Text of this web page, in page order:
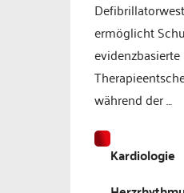
ermöglicht
evidenzbasierte
während der …
Kardiologie